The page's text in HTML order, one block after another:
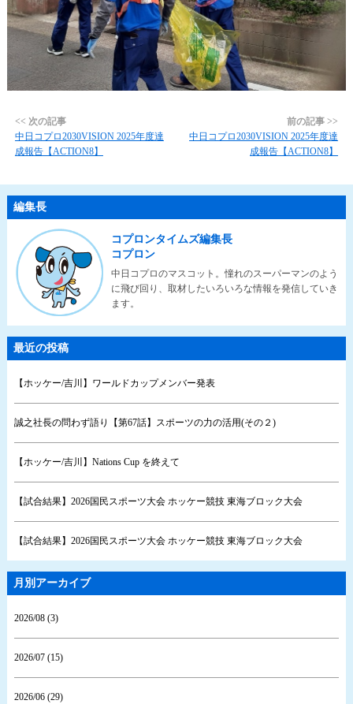
<< 次の記事
中日コプロ2030VISION 2025年度達
成報告【ACTION8】
前の記事 >>
中日コプロ2030VISION 2025年度達
成報告【ACTION8】
編集長
コプロンタイムズ編集長
コプロン
中日コプロのマスコット。憧れのスーパーマンのよう
に飛び回り、取材したいろいろな情報を発信していき
ます。
最近の投稿
【ホッケー/吉川】ワールドカップメンバー発表
誠之社長の問わず語り【第67話】スポーツの力の活用(その２)
【ホッケー/吉川】Nations Cup を終えて
【試合結果】2026国民スポーツ大会 ホッケー競技 東海ブロック大会
【試合結果】2026国民スポーツ大会 ホッケー競技 東海ブロック大会
月別アーカイブ
2026/08 (3)
2026/07 (15)
2026/06 (29)